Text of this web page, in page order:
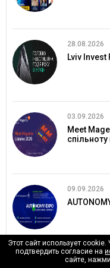
28.08.2026
Lviv Invest
03.09.2026
Meet
спільноту
09.09.2026
06.10.2026
Этот сайт использует
подтвердить согласие на
сайте,